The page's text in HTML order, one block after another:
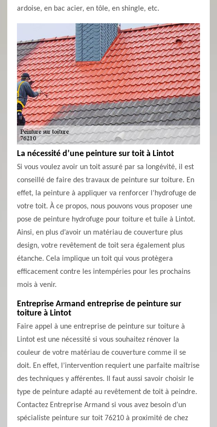
ardoise, en bac acier, en tôle, en shingle, etc.
La nécessité d’une peinture sur toit à Lintot
Si vous voulez avoir un toit assuré par sa longévité, il est
conseillé de faire des travaux de peinture sur toiture. En
effet, la peinture à appliquer va renforcer l’hydrofuge de
votre toit. À ce propos, nous pouvons vous proposer une
pose de peinture hydrofuge pour toiture et tuile à Lintot.
Ainsi, en plus d’avoir un matériau de couverture plus
design, votre revêtement de toit sera également plus
étanche. Cela implique un toit qui vous protègera
efficacement contre les intempéries pour les prochains
mois à venir.
Entreprise Armand entreprise de peinture sur
toiture à Lintot
Faire appel à une entreprise de peinture sur toiture à
Lintot est une nécessité si vous souhaitez rénover la
couleur de votre matériau de couverture comme il se
doit. En effet, l’intervention requiert une parfaite maîtrise
des techniques y afférentes. Il faut aussi savoir choisir le
type de peinture adapté au revêtement de toit à peindre.
Contactez Entreprise Armand si vous avez besoin d’un
spécialiste peinture sur toit 76210 à proximité de chez